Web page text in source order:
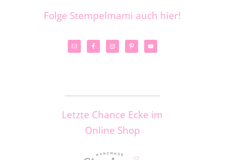
Folge Stempelmami auch hier!
Letzte Chance Ecke im
Online Shop